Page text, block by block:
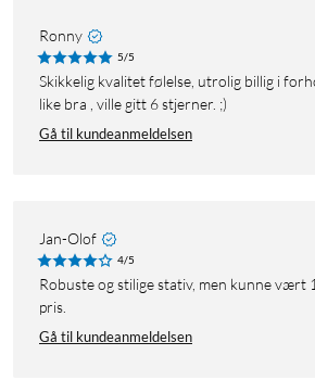
Ronny
5/5
Skikkelig kvalitet følelse, utrolig billig i forhold til originalen og
like bra , ville gitt 6 stjerner. ;)
Gå til kundeanmeldelsen
Jan-Olof
4/5
Robuste og stilige stativ, men kunne vært 10 cm høyere. God
pris.
Gå til kundeanmeldelsen